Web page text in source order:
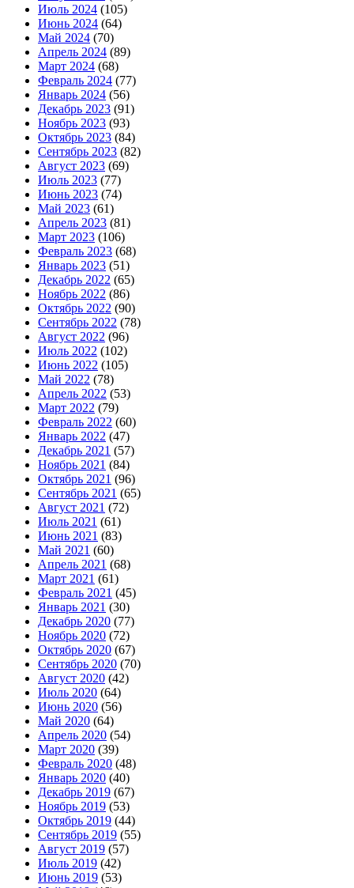
Июль 2024 (105)
Июнь 2024 (64)
Май 2024 (70)
Апрель 2024 (89)
Март 2024 (68)
Февраль 2024 (77)
Январь 2024 (56)
Декабрь 2023 (91)
Ноябрь 2023 (93)
Октябрь 2023 (84)
Сентябрь 2023 (82)
Август 2023 (69)
Июль 2023 (77)
Июнь 2023 (74)
Май 2023 (61)
Апрель 2023 (81)
Март 2023 (106)
Февраль 2023 (68)
Январь 2023 (51)
Декабрь 2022 (65)
Ноябрь 2022 (86)
Октябрь 2022 (90)
Сентябрь 2022 (78)
Август 2022 (96)
Июль 2022 (102)
Июнь 2022 (105)
Май 2022 (78)
Апрель 2022 (53)
Март 2022 (79)
Февраль 2022 (60)
Январь 2022 (47)
Декабрь 2021 (57)
Ноябрь 2021 (84)
Октябрь 2021 (96)
Сентябрь 2021 (65)
Август 2021 (72)
Июль 2021 (61)
Июнь 2021 (83)
Май 2021 (60)
Апрель 2021 (68)
Март 2021 (61)
Февраль 2021 (45)
Январь 2021 (30)
Декабрь 2020 (77)
Ноябрь 2020 (72)
Октябрь 2020 (67)
Сентябрь 2020 (70)
Август 2020 (42)
Июль 2020 (64)
Июнь 2020 (56)
Май 2020 (64)
Апрель 2020 (54)
Март 2020 (39)
Февраль 2020 (48)
Январь 2020 (40)
Декабрь 2019 (67)
Ноябрь 2019 (53)
Октябрь 2019 (44)
Сентябрь 2019 (55)
Август 2019 (57)
Июль 2019 (42)
Июнь 2019 (53)